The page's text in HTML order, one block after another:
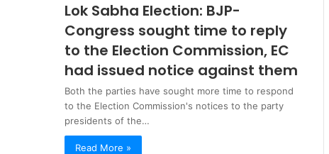
Lok Sabha Election: BJP-
Congress sought time to reply
to the Election Commission, EC
had issued notice against them
Both the parties have sought more time to respond
to the Election Commission's notices to the party
presidents of the…
Read More »